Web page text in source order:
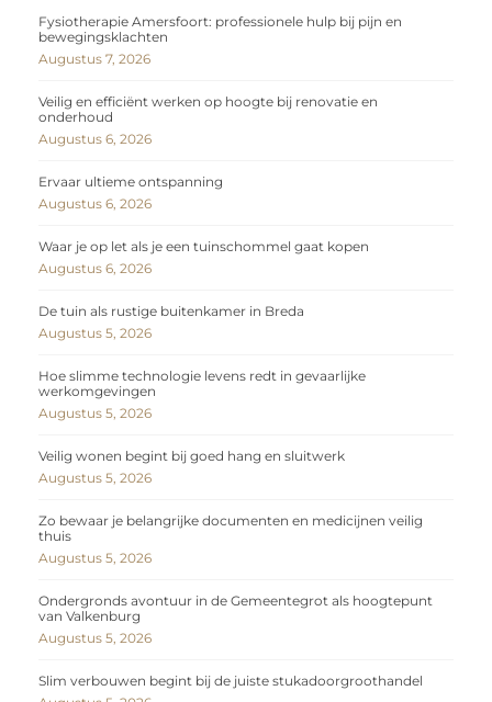
Fysiotherapie Amersfoort: professionele hulp bij pijn en
bewegingsklachten
Augustus 7, 2026
Veilig en efficiënt werken op hoogte bij renovatie en
onderhoud
Augustus 6, 2026
Ervaar ultieme ontspanning
Augustus 6, 2026
Waar je op let als je een tuinschommel gaat kopen
Augustus 6, 2026
De tuin als rustige buitenkamer in Breda
Augustus 5, 2026
Hoe slimme technologie levens redt in gevaarlijke
werkomgevingen
Augustus 5, 2026
Veilig wonen begint bij goed hang en sluitwerk
Augustus 5, 2026
Zo bewaar je belangrijke documenten en medicijnen veilig
thuis
Augustus 5, 2026
Ondergronds avontuur in de Gemeentegrot als hoogtepunt
van Valkenburg
Augustus 5, 2026
Slim verbouwen begint bij de juiste stukadoorgroothandel